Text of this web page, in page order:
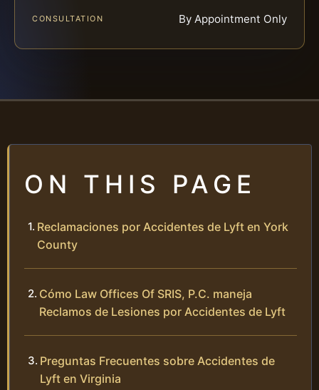
CONSULTATION By Appointment Only
ON THIS PAGE
Reclamaciones por Accidentes de Lyft en York
County
Cómo Law Offices Of SRIS, P.C. maneja
Reclamos de Lesiones por Accidentes de Lyft
Preguntas Frecuentes sobre Accidentes de
Lyft en Virginia